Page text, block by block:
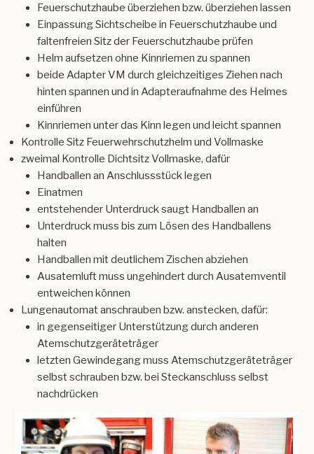
Feuerschutzhaube überziehen bzw. überziehen lassen
Einpassung Sichtscheibe in Feuerschutzhaube und
faltenfreien Sitz der Feuerschutzhaube prüfen
Helm aufsetzen ohne Kinnriemen zu spannen
beide Adapter VM durch gleichzeitiges Ziehen nach
hinten spannen und in Adapteraufnahme des Helmes
einführen
Kinnriemen unter das Kinn legen und leicht spannen
Kontrolle Sitz Feuerwehrschutzhelm und Vollmaske
zweimal Kontrolle Dichtsitz Vollmaske, dafür
Handballen an Anschlussstück legen
Einatmen
entstehender Unterdruck saugt Handballen an
Unterdruck muss bis zum Lösen des Handballens
halten
Handballen mit deutlichem Zischen abziehen
Ausatemluft muss ungehindert durch Ausatemventil
entweichen können
Lungenautomat anschrauben bzw. anstecken, dafür:
in gegenseitiger Unterstützung durch anderen
Atemschutzgeräteträger
letzten Gewindegang muss Atemschutzgeräteträger
selbst schrauben bzw. bei Steckanschluss selbst
nachdrücken